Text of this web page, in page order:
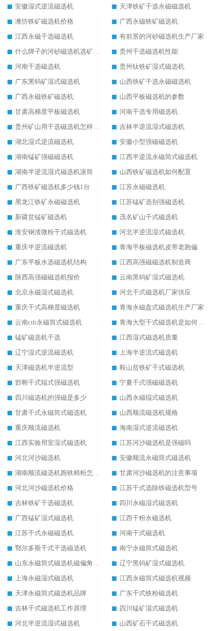
安徽湿式逆流磁选机
天津铁矿干选永磁磁选机
潍坊铁矿磁选机价格
广西永磁铁矿磁选机
江西永磁干选磁选机
有前景的河砂磁选机生产厂家
什么牌子的河砂磁选机选矿效果好
贵州干选磁选机性能
河南干选磁选机
贵州钛铁矿湿式磁选机
广东黑钨矿湿式磁选机
山西铁矿干选永磁磁选机
广西永磁铁矿磁选机
山西平板磁选机的参数
甘肃高梯度平板磁选机
河南干选专用磁选机
贵州矿山用干选磁选机怎样调磁
吉林半逆流湿式磁选机
湖北湿式逆流磁选机
安徽小型强磁磁选机
湖南锰矿强磁磁选机
江西半逆流永磁筒式磁选机
湖南半逆流湿式磁选机滚筒
山西铁矿磁选机如何配置
广西铁矿磁选机多少钱1台
江苏永磁磁选机
黑龙江铁矿永磁磁选机
江苏锰矿选别强磁选机
新疆贫锰矿磁选机
茂名矿山干式磁选机
淮安钢渣微粉干式磁选机
河北半逆流湿式磁选机
重庆半逆流磁选机
青海平板磁选机皮带老跑偏
广东平板水选磁选机结构
江西高强磁磁选机制造商
陕西高强磁磁选机报价
云南黑钨矿湿式磁选机
北京永磁湿式磁选机
河北干式磁选机厂家供应
重庆干式高梯度磁选机
青海永磁盘式磁选机生产厂家
云南ctb永磁筒式磁选机
青海大型干式磁选机是如何选矿的
锰矿磁选机干选
江西湿式磁选机质量
辽宁湿式逆流磁选机
上海半逆流式磁选机
天津磁选机半逆流型
鞍山贫铁矿干式磁选机
邯郸干式辊式强磁选机
宁夏干式强磁磁选机
四川磁选机的强磁是多少
山西永磁辊式磁选机
甘肃干式永磁筒式磁选机
山西顺流磁选机规格
重庆顺流磁选机
海南湿式逆流磁选机
江西实验用室湿式磁选机
江苏河沙磁选机是强磁吗
河北河沙磁选机
安徽顺流永磁筒式磁选机
湖南顺流磁选机跑铁精粉怎么处理
甘肃河沙磁选机的注意事项
河北河沙磁选机价格
江苏干式选除铁磁选机型号
吉林铁矿干选磁选机
四川永磁湿式磁选机
广西锰矿湿式磁选机
江西干粉永磁选机
江苏干式永磁磁选机
河南干式磁选机
鄂尔多斯干式干选磁选机
南宁永磁筒式磁选机
山东永磁筒式磁选机磁偏角怎么调整
辽宁黑钨矿湿式磁选机
上海永磁湿式磁选机
江西永磁筒式磁选机视频
天津永磁筒式磁选机品牌
广东干式铁粉磁选机
吉林干式磁选机工作原理
四川锰矿湿式磁选机
河北半逆流湿式磁选机
山西矿石干式磁选机